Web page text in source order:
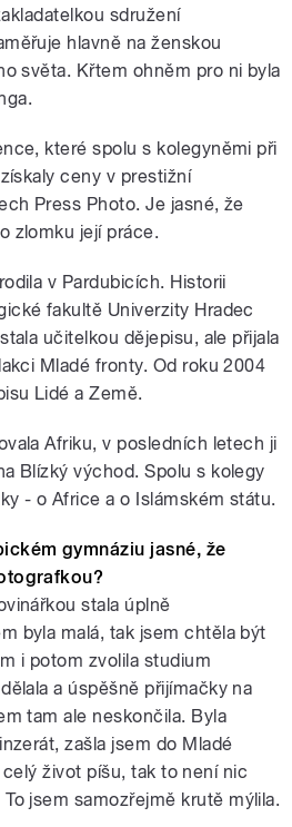
sdružení
hlavně na ženskou
světa. Křtem ohněm pro ni byla
které spolu s kolegyněmi při
ceny v prestižní
Press Photo. Je jasné, že
zlomku její práce.
v Pardubicích. Historii
fakultě Univerzity Hradec
učitelkou dějepisu, ale přijala
Mladé fronty. Od roku 2004
Lidé a Země.
Afriku, v posledních letech ji
Blízký východ. Spolu s kolegy
- o Africe a o Islámském státu.
gymnáziu jasné, že
stala úplně
byla malá, tak jsem chtěla být
i potom zvolila studium
a úspěšně přijímačky na
tam ale neskončila. Byla
zašla jsem do Mladé
život píšu, tak to není nic
jsem samozřejmě krutě mýlila.